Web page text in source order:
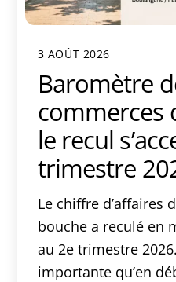
3 AOÛT 2026
Baromètre
commerces
le recul
trimestre
Le chiffre d’affaires
bouche a reculé en
au 2e trimestre
importante qu’en